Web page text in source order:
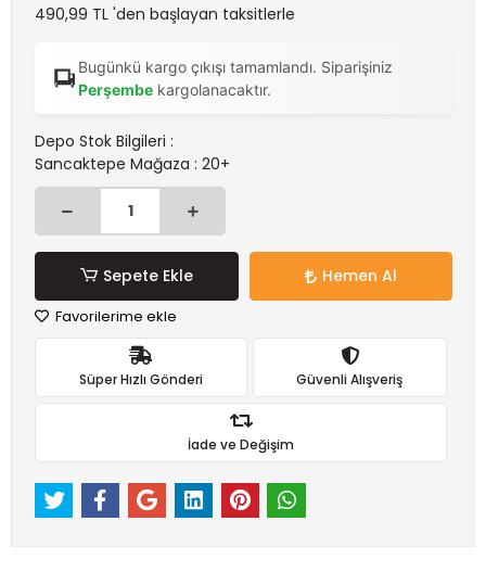
490,99 TL 'den başlayan taksitlerle
Bugünkü kargo çıkışı tamamlandı. Siparişiniz
Perşembe kargolanacaktır.
Depo Stok Bilgileri :
Sancaktepe Mağaza : 20+
Sepete Ekle Hemen Al
Favorilerime ekle
Süper Hızlı Gönderi Güvenli Alışveriş
İade ve Değişim